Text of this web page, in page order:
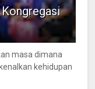
Kongregasi
masa dimana
kehidupan